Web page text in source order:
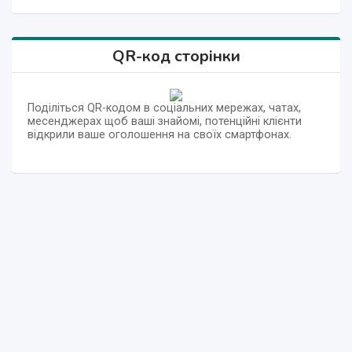
QR-код сторінки
Поділіться QR-кодом в соціальних мережах, чатах,
месенджерах щоб ваші знайомі, потенційні клієнти
відкрили ваше оголошення на своїх смартфонах.